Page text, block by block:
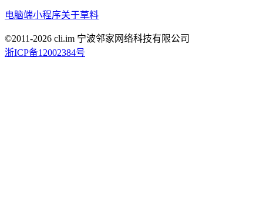
电脑端小程序关于草料
©2011-2026 cli.im 宁波邻家网络科技有限公司
浙ICP备12002384号